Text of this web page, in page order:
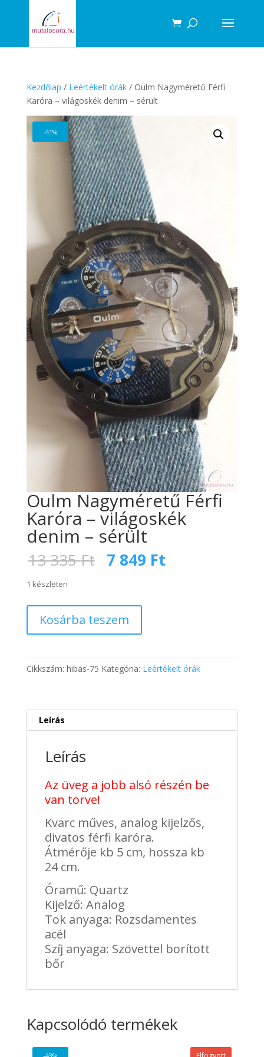
Kezdőlap / Leértékelt órák/ Oulm Nagyméretű Férfi
Karóra – világoskék denim – sérült
-41%
Oulm Nagyméretű Férfi
Karóra – világoskék
denim – sérült
13 335Ft Original
price
13
335 Ft.
7 849 Ft
1 készleten
Nagyméretű
Férfi
-
sérült
mennyiség
Kosárba teszem
Cikkszám: hibas-75 Kategória: Leértékelt órák
Leírás
Leírás
Az üveg a jobb alsó részén be
van törve!
Kvarc műves, analog kijelzős,
divatos férfi karóra.
Átmérője kb 5 cm, hossza kb
24 cm.
Óramű: Quartz
Kijelző: Analog
Tok anyaga: Rozsdamentes
acél
Szíj anyaga: Szövettel borított
bőr
Kapcsolódó termékek